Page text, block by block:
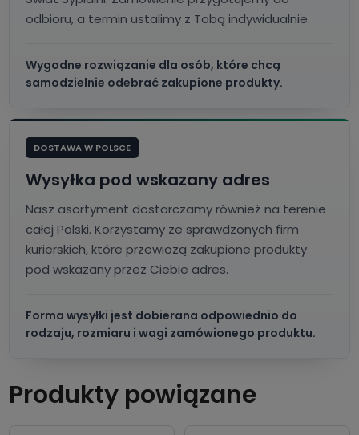
odbioru, a termin ustalimy z Tobą indywidualnie.
Wygodne rozwiązanie dla osób, które chcą
samodzielnie odebrać zakupione produkty.
DOSTAWA W POLSCE
Wysyłka pod wskazany adres
Nasz asortyment dostarczamy również na terenie
całej Polski. Korzystamy ze sprawdzonych firm
kurierskich, które przewiozą zakupione produkty
pod wskazany przez Ciebie adres.
Forma wysyłki jest dobierana odpowiednio do
rodzaju, rozmiaru i wagi zamówionego produktu.
Produkty powiązane